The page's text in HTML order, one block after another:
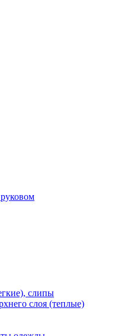
слипы
слоя (теплые)